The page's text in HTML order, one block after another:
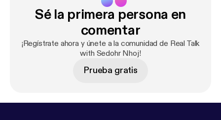
Sé la primera persona en
comentar
¡Regístrate ahora y únete a la comunidad de Real Talk
with Sedohr Nhoj!
Prueba gratis